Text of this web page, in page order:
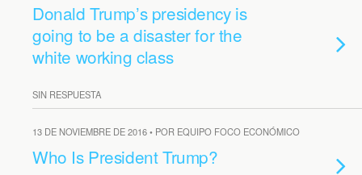
Donald Trump’s presidency is
going to be a disaster for the
white working class
SIN RESPUESTA
13 DE NOVIEMBRE DE 2016 • POR EQUIPO FOCO ECONÓMICO
Who Is President Trump?